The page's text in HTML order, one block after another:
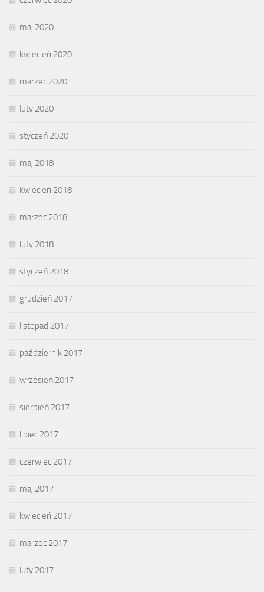
maj 2020
kwiecień 2020
marzec 2020
luty 2020
styczeń 2020
maj 2018
kwiecień 2018
marzec 2018
luty 2018
styczeń 2018
grudzień 2017
listopad 2017
październik 2017
wrzesień 2017
sierpień 2017
lipiec 2017
czerwiec 2017
maj 2017
kwiecień 2017
marzec 2017
luty 2017